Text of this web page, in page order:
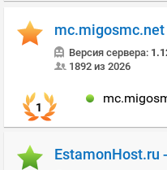
Версия сервера:
1892 из 2026
1